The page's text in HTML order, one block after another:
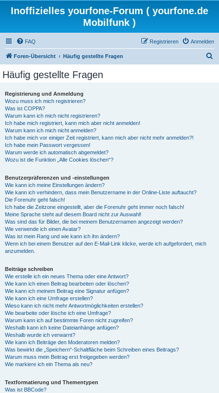
Inoffizielles yourfone-Forum ( yourfone.de
Mobilfunk )
FAQ Anmelden
Registrieren
Foren-Übersicht Häufig gestellte Fragen
Häufig gestellte Fragen
Registrierung und Anmeldung
Wozu muss ich mich registrieren?
Was ist COPPA?
Warum kann ich mich nicht registrieren?
Ich habe mich registriert, kann mich aber nicht anmelden!
Warum kann ich mich nicht anmelden?
Ich habe mich vor einiger Zeit registriert, kann mich aber nicht mehr anmelden?!
Ich habe mein Passwort vergessen!
Warum werde ich automatisch abgemeldet?
Wozu ist die Funktion „Alle Cookies löschen“?
Benutzerpräferenzen und -einstellungen
Wie kann ich meine Einstellungen ändern?
Wie kann ich verhindern, dass mein Benutzername in der Online-Liste auftaucht?
Die Forenuhr geht falsch!
Ich habe die Zeitzone eingestellt, aber die Forenuhr geht immer noch falsch!
Meine Sprache steht auf diesem Board nicht zur Auswahl!
Was sind das für Bilder, die bei meinem Benutzernamen angezeigt werden?
Wie verwende ich einen Avatar?
Was ist mein Rang und wie kann ich ihn ändern?
Wenn ich bei einem Benutzer auf den E-Mail-Link klicke, werde ich aufgefordert, mich
anzumelden.
Beiträge schreiben
Wie erstelle ich ein neues Thema oder eine Antwort?
Wie kann ich einen Beitrag bearbeiten oder löschen?
Wie kann ich meinem Beitrag eine Signatur anfügen?
Wie kann ich eine Umfrage erstellen?
Wieso kann ich nicht mehr Antwortmöglichkeiten erstellen?
Wie bearbeite oder lösche ich eine Umfrage?
Warum kann ich auf bestimmte Foren nicht zugreifen?
Weshalb kann ich keine Dateianhänge anfügen?
Weshalb wurde ich verwarnt?
Wie kann ich Beiträge den Moderatoren melden?
Was bewirkt die „Speichern“-Schaltfläche beim Schreiben eines Beitrags?
Warum muss mein Beitrag erst freigegeben werden?
Wie markiere ich ein Thema als neu?
Textformatierung und Thementypen
Was ist BBCode?